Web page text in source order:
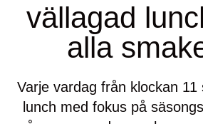
vällagad
alla
Varje vardag från klockan 11
lunch med fokus på